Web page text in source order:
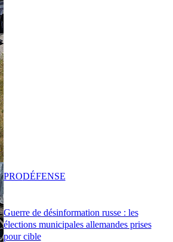
Guerre de désinformation russe : les
élections municipales allemandes prises
pour cible
PRODÉFENSE